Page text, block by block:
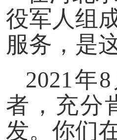
役军人组
服务，是
2021年
者，充分
发。你们